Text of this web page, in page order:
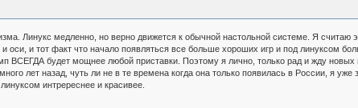
Линукс медленно, но верно движется к обычной настольной системе. Я
и оси, и тот факт что начало появляться все больше хороших игр и под линуксом
ВСЕГДА будет мощнее любой приставки. Поэтому я лично, только рад и жду
лет назад, чуть ли не в те времена когда она только появилась в России, я
интререснее и красивее.